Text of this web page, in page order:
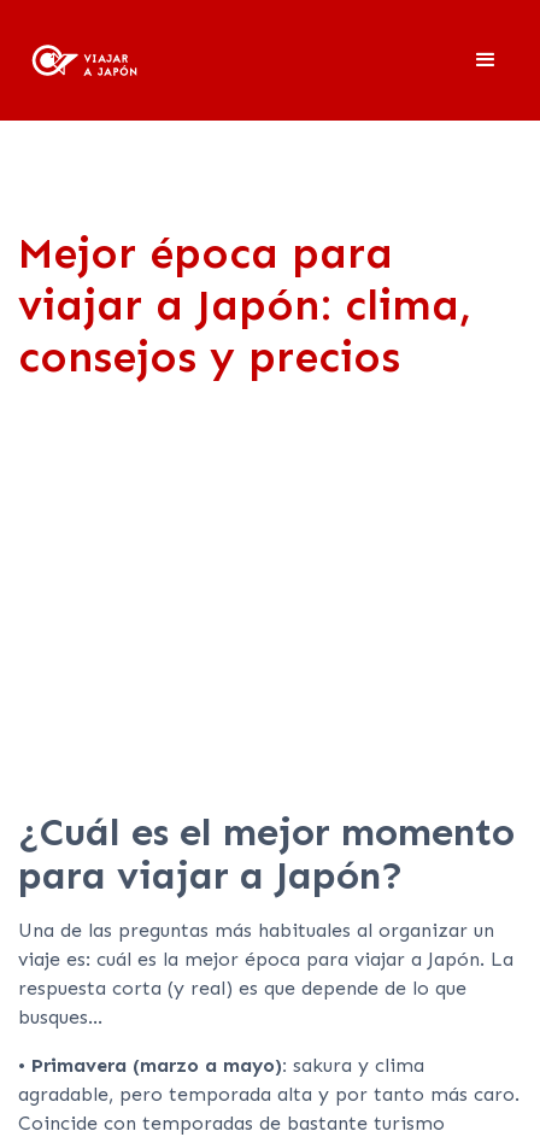
Mejor época para
viajar a Japón: clima,
consejos y precios
¿Cuál es el mejor momento
para viajar a Japón?
Una de las preguntas más habituales al organizar un
viaje es: cuál es la mejor época para viajar a Japón. La
respuesta corta (y real) es que depende de lo que
busques…
• Primavera (marzo a mayo): sakura y clima
agradable, pero temporada alta y por tanto más caro.
Coincide con temporadas de bastante turismo